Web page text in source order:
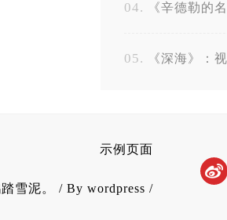
《辛德勒的
《深海》：
示例页面
雪泥。 / By wordpress /